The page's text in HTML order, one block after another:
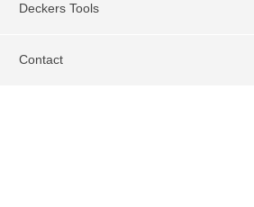
Deckers Tools
Contact